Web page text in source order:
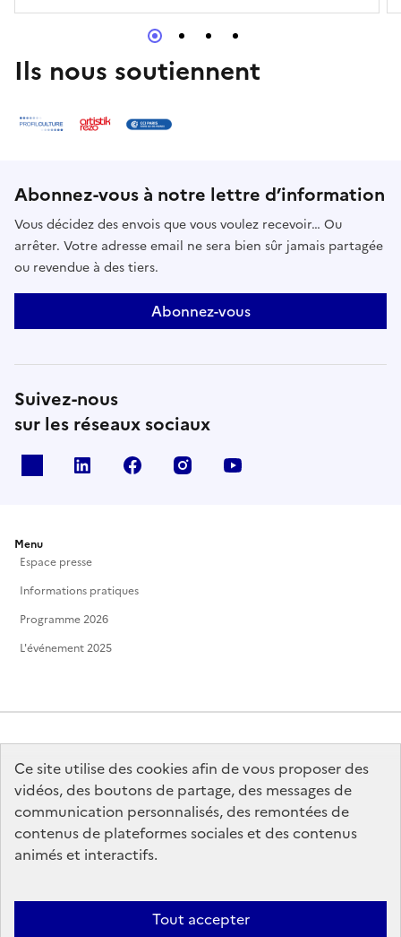
Ce site utilise des cookies afin de vous proposer des
vidéos, des boutons de partage, des messages de
communication personnalisés, des remontées de
contenus de plateformes sociales et des contenus
animés et interactifs.
Tout accepter
Ils nous soutiennent
Abonnez-vous à notre lettre d’information
Vous décidez des envois que vous voulez recevoir… Ou
arrêter. Votre adresse email ne sera bien sûr jamais partagée
ou revendue à des tiers.
Abonnez-vous
Suivez-nous
sur les réseaux sociaux
Linkedin Facebook Instagram
Menu
Espace presse
Informations pratiques
Programme 2026
L'événement 2025
MINISTÈRE
DE LA CULTURE
data.gouv.fr